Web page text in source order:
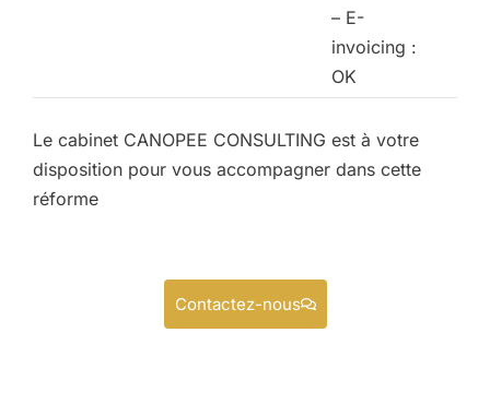
– E-
invoicing :
OK
Le cabinet CANOPEE CONSULTING est à votre
disposition pour vous accompagner dans cette
réforme
Contactez-nous